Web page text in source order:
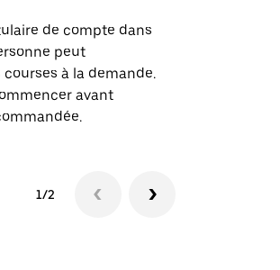
de compte dans
peut
à la demande.
avant
1/2